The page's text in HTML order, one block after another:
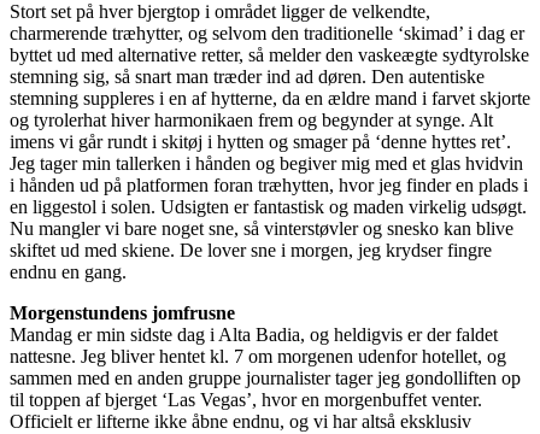
Stort set på hver bjergtop i området ligger de velkendte,
charmerende træhytter, og selvom den traditionelle ‘skimad’ i dag er
byttet ud med alternative retter, så melder den vaskeægte sydtyrolske
stemning sig, så snart man træder ind ad døren. Den autentiske
stemning suppleres i en af hytterne, da en ældre mand i farvet skjorte
og tyrolerhat hiver harmonikaen frem og begynder at synge. Alt
imens vi går rundt i skitøj i hytten og smager på ‘denne hyttes ret’.
Jeg tager min tallerken i hånden og begiver mig med et glas hvidvin
i hånden ud på platformen foran træhytten, hvor jeg finder en plads i
en liggestol i solen. Udsigten er fantastisk og maden virkelig udsøgt.
Nu mangler vi bare noget sne, så vinterstøvler og snesko kan blive
skiftet ud med skiene. De lover sne i morgen, jeg krydser fingre
endnu en gang.
Morgenstundens jomfrusne
Mandag er min sidste dag i Alta Badia, og heldigvis er der faldet
nattesne. Jeg bliver hentet kl. 7 om morgenen udenfor hotellet, og
sammen med en anden gruppe journalister tager jeg gondolliften op
til toppen af bjerget ‘Las Vegas’, hvor en morgenbuffet venter.
Officielt er lifterne ikke åbne endnu, og vi har altså eksklusiv